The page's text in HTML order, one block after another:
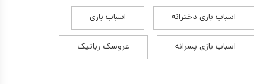
اسباب بازی دخترانه اسباب بازی
اسباب بازی پسرانه عروسک رباتیک